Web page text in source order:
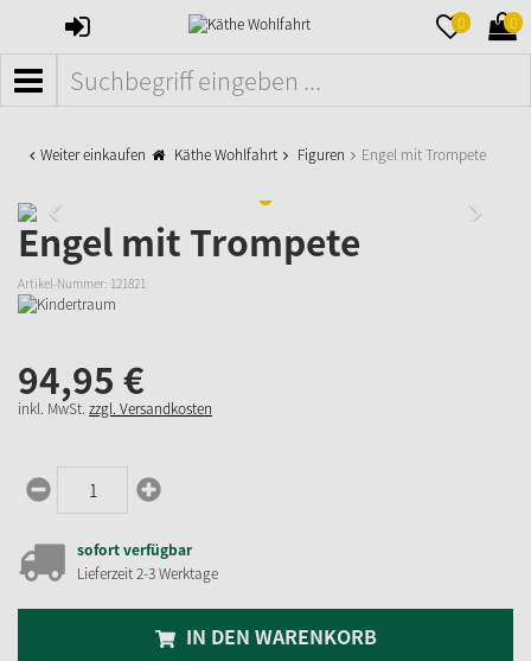
ANMELDEN 0 0
MENÜ
Weiter einkaufen Käthe Wohlfahrt Figuren Engel mit Trompete
Engel mit Trompete
Artikel-Nummer: 121821
94,95 €
inkl. MwSt. zzgl. Versandkosten
sofort verfügbar
Lieferzeit 2-3 Werktage
IN DEN WARENKORB